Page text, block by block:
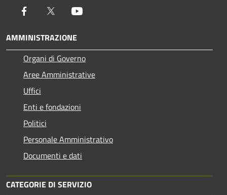
Facebook Twitter
AMMINISTRAZIONE
Organi di Governo
Aree Amministrative
Uffici
Enti e fondazioni
Politici
Personale Amministrativo
Documenti e dati
CATEGORIE DI SERVIZIO